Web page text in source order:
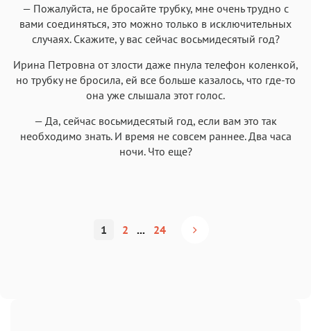
— Пожалуйста, не бросайте трубку, мне очень трудно с
вами соединяться, это можно только в исключительных
случаях. Скажите, у вас сейчас восьмидесятый год?
Ирина Петровна от злости даже пнула телефон коленкой,
но трубку не бросила, ей все больше казалось, что где-то
она уже слышала этот голос.
— Да, сейчас восьмидесятый год, если вам это так
необходимо знать. И время не совсем раннее. Два часа
ночи. Что еще?
1 2 ... 24